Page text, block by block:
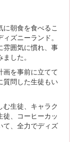
朝食を食べるこ
ズニーランド。
雰囲気に慣れ、事
した。
を事前に立てて
質問した生徒もい
生徒、キャラク
徒、コーヒーカッ
て、全力でディズ